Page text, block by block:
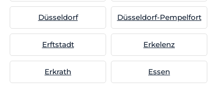
Düsseldorf Düsseldorf-Pempelfort
Erftstadt Erkelenz
Erkrath Essen